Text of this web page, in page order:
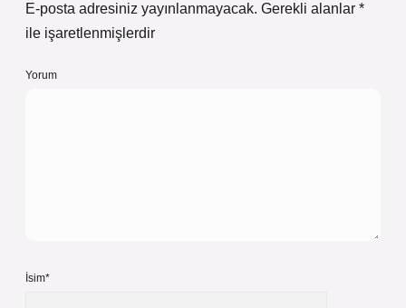
E-posta adresiniz yayınlanmayacak. Gerekli alanlar *
ile işaretlenmişlerdir
Yorum
İsim*